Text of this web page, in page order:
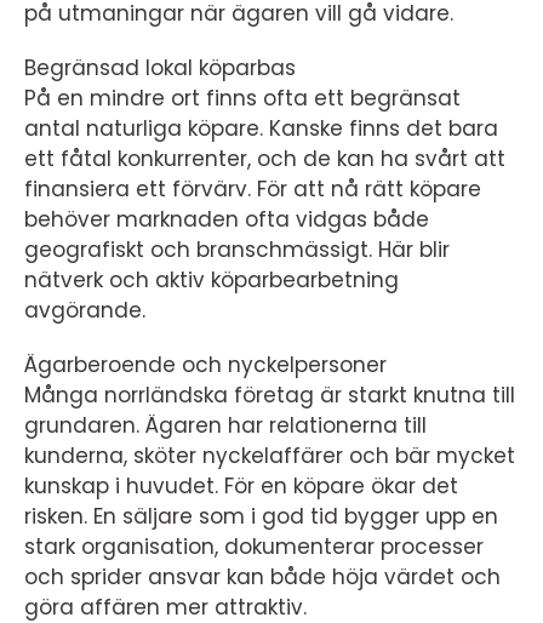
på utmaningar när ägaren vill gå vidare.
Begränsad lokal köparbas
På en mindre ort finns ofta ett begränsat
antal naturliga köpare. Kanske finns det bara
ett fåtal konkurrenter, och de kan ha svårt att
finansiera ett förvärv. För att nå rätt köpare
behöver marknaden ofta vidgas både
geografiskt och branschmässigt. Här blir
nätverk och aktiv köparbearbetning
avgörande.
Ägarberoende och nyckelpersoner
Många norrländska företag är starkt knutna till
grundaren. Ägaren har relationerna till
kunderna, sköter nyckelaffärer och bär mycket
kunskap i huvudet. För en köpare ökar det
risken. En säljare som i god tid bygger upp en
stark organisation, dokumenterar processer
och sprider ansvar kan både höja värdet och
göra affären mer attraktiv.